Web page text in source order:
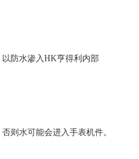
防水渗入HK亨得利内部
则水可能会进入手表机件。